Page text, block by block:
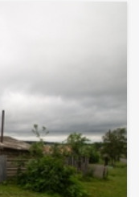
Назовите при
Номер объекта: